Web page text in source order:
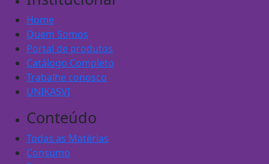
Home
Quem Somos
Portal de produtos
Catálogo Completo
Trabalhe conosco
UNIKASVI
Conteúdo
Todas as Matérias
Consumo